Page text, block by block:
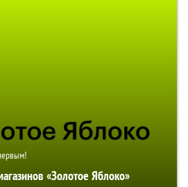
«Золотое Яблоко»